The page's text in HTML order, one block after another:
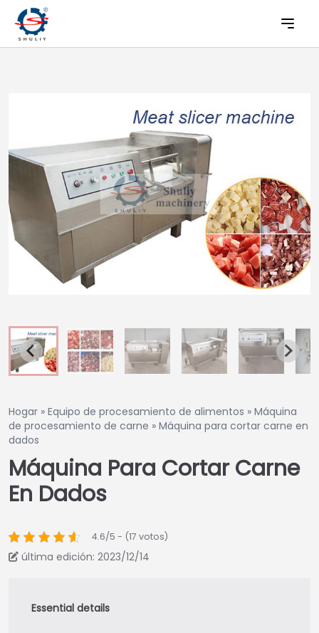
Hogar » Equipo de procesamiento de alimentos » Máquina
de procesamiento de carne » Máquina para cortar carne en
dados
Máquina Para Cortar Carne
En Dados
4.6/5 - (17 votos)
última edición: 2023/12/14